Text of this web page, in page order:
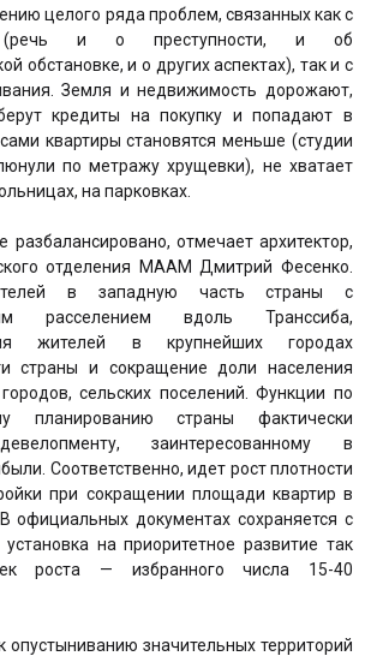
целого ряда проблем, связанных как с
(речь и о преступности, и об
обстановке, и о других аспектах), так и с
Земля и недвижимость дорожают,
кредиты на покупку и попадают в
квартиры становятся меньше (студии
по метражу хрущевки), не хватает
на парковках.
разбалансировано, отмечает архитектор,
отделения МААМ Дмитрий Фесенко.
в западную часть страны с
расселением вдоль Транссиба,
жителей в крупнейших городах
страны и сокращение доли населения
сельских поселений. Функции по
планированию страны фактически
заинтересованному в
Соответственно, идет рост плотности
при сокращении площади квартир в
официальных документах сохраняется с
на приоритетное развитие так
роста — избранного числа 15-40
опустыниванию значительных территорий